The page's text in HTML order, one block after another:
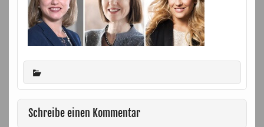
Schreibe einen Kommentar